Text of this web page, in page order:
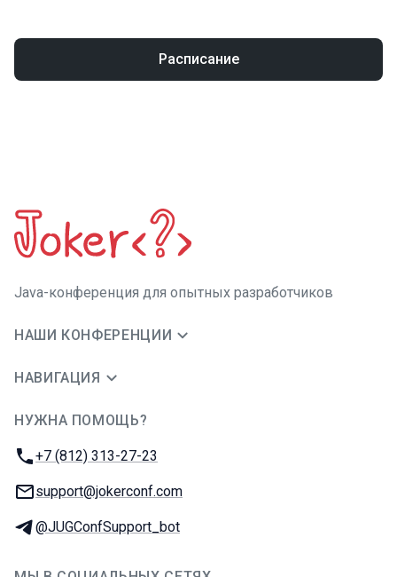
Расписание
Java-конференция для опытных разработчиков
НАШИ КОНФЕРЕНЦИИ
НАВИГАЦИЯ
НУЖНА ПОМОЩЬ?
Телефон:
+7 (812) 313-27-23
E-mail:
support@jokerconf.com
Телеграм:
@JUGConfSupport_bot